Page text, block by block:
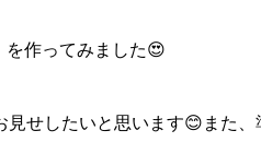
作ってみました😍
せしたいと思います😊また